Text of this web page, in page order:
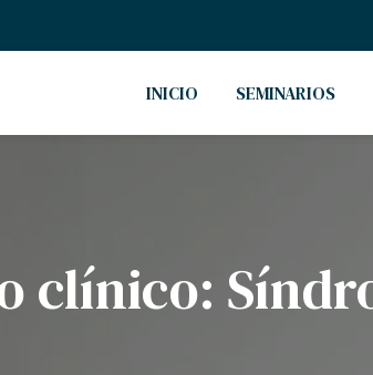
INICIO SEMINARIOS
clínico: